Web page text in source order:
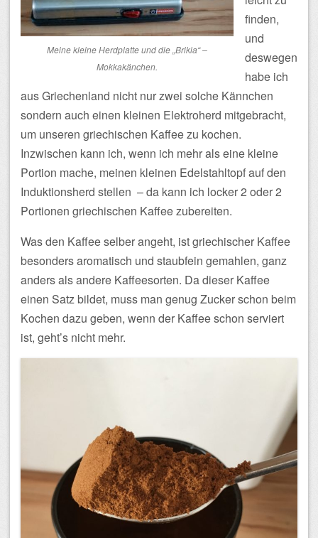
Meine kleine Herdplatte und die „Brikia“ –
Mokkakänchen.
finden,
und
deswegen
habe ich
aus Griechenland nicht nur zwei solche Kännchen
sondern auch einen kleinen Elektroherd mitgebracht,
um unseren griechischen Kaffee zu kochen.
Inzwischen kann ich, wenn ich mehr als eine kleine
Portion mache, meinen kleinen Edelstahltopf auf den
Induktionsherd stellen – da kann ich locker 2 oder 2
Portionen griechischen Kaffee zubereiten.
Was den Kaffee selber angeht, ist griechischer Kaffee
besonders aromatisch und staubfein gemahlen, ganz
anders als andere Kaffeesorten. Da dieser Kaffee
einen Satz bildet, muss man genug Zucker schon beim
Kochen dazu geben, wenn der Kaffee schon serviert
ist, geht’s nicht mehr.